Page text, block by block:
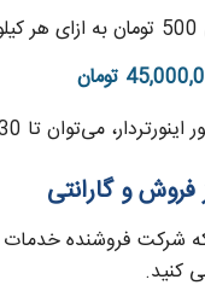
45,000,
تومان
صرفه‌جویی کرد که معادل 13.5 میلیون تومان در سال است.
شرکت فروشنده
کنید.